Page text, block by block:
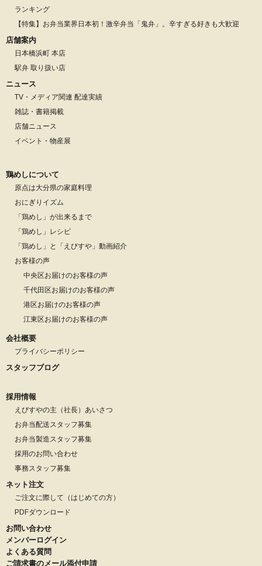
ランキング
【特集】お弁当業界日本初！激辛弁当「鬼弁」。辛すぎる好きも大歓迎
店舗案内
日本橋浜町 本店
駅弁 取り扱い店
ニュース
TV・メディア関連 配達実績
雑誌・書籍掲載
店舗ニュース
イベント・物産展
鶏めしについて
原点は大分県の家庭料理
おにぎりイズム
「鶏めし」が出来るまで
「鶏めし」レシピ
「鶏めし」と「えびすや」動画紹介
お客様の声
中央区お届けのお客様の声
千代田区お届けのお客様の声
港区お届けのお客様の声
江東区お届けのお客様の声
会社概要
プライバシーポリシー
スタッフブログ
採用情報
えびすやの主（社長）あいさつ
お弁当配送スタッフ募集
お弁当製造スタッフ募集
採用のお問い合わせ
事務スタッフ募集
ネット注文
ご注文に際して（はじめての方）
PDFダウンロード
お問い合わせ
メンバーログイン
よくある質問
ご請求書のメール添付申請